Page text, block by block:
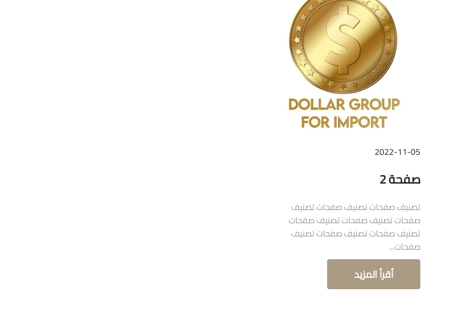
2022-11-05
صفحة 2
تصنيف صفحات تصنيف صفحات تصنيف
صفحات تصنيف صفحات تصنيف صفحات
تصنيف صفحات تصنيف صفحات تصنيف
صفحات...
أقرأ المزيد